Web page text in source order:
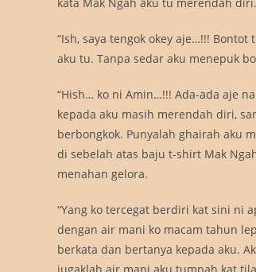
“Ish, saya tengok okey aje…!!!
aku tu. Tanpa sedar aku menepuk
“Hish… ko ni Amin…!!! Ada-ada aje
kepada aku masih merendah diri,
berbongkok. Punyalah ghairah aku
di sebelah atas baju t-shirt Mak
menahan gelora.
“Yang ko tercegat berdiri kat sini ni
dengan air mani ko macam tahun
berkata dan bertanya kepada aku.